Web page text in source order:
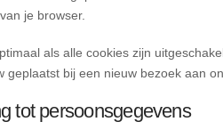
je browser.
als alle cookies zijn
bij een nieuw bezoek aan
tot persoonsgegevens